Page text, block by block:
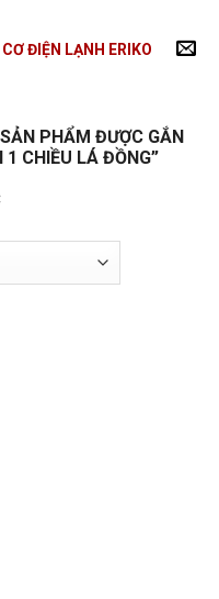
ĐIỆN LẠNH ERIKO
SẢN PHẨM ĐƯỢC GẮN
1 CHIỀU LÁ ĐỒNG”